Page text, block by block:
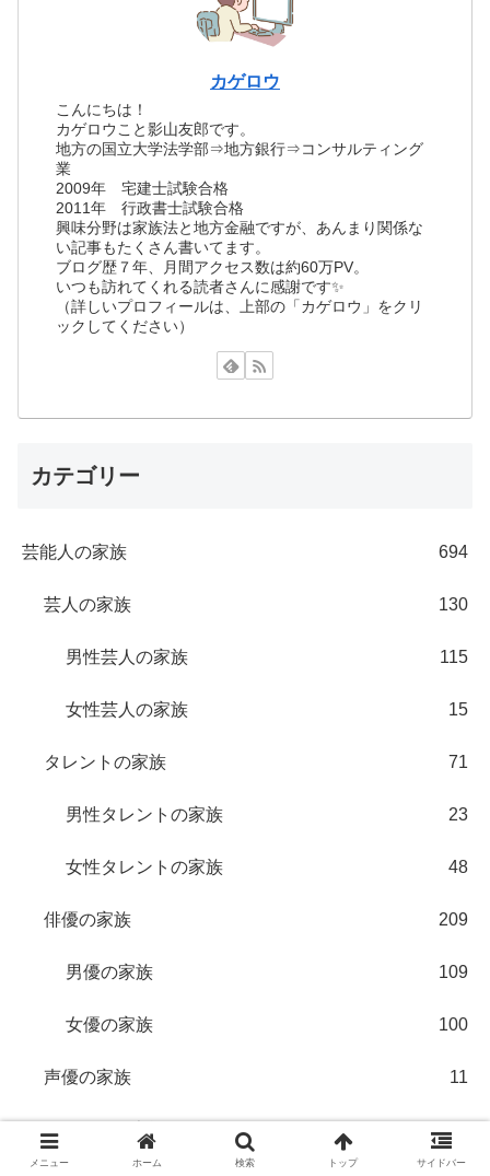
カゲロウ
こんにちは！
カゲロウこと影山友郎です。
地方の国立大学法学部⇒地方銀行⇒コンサルティング
業
2009年 宅建士試験合格
2011年 行政書士試験合格
興味分野は家族法と地方金融ですが、あんまり関係な
い記事もたくさん書いてます。
ブログ歴７年、月間アクセス数は約60万PV。
いつも訪れてくれる読者さんに感謝です✨
（詳しいプロフィールは、上部の「カゲロウ」をクリ
ックしてください）
カテゴリー
芸能人の家族 694
芸人の家族 130
男性芸人の家族 115
女性芸人の家族 15
タレントの家族 71
男性タレントの家族 23
女性タレントの家族 48
俳優の家族 209
男優の家族 109
女優の家族 100
声優の家族 11
アイドルの家族 69
メニュー ホーム 検索 トップ サイドバー